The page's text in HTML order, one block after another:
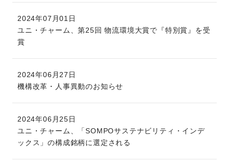
2024年07月01日
ユニ・チャーム、第25回 物流環境大賞で『特別賞』を受
賞
2024年06月27日
機構改革・人事異動のお知らせ
2024年06月25日
ユニ・チャーム、「SOMPOサステナビリティ・インデ
ックス」の構成銘柄に選定される